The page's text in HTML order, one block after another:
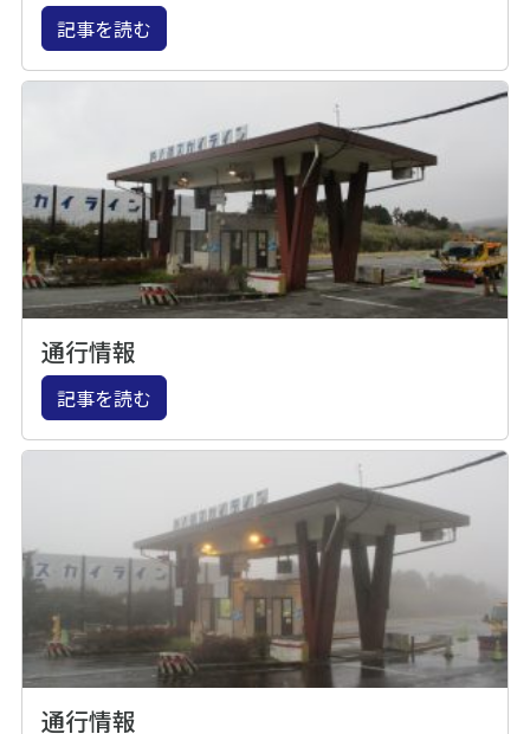
記事を読む
通行情報
記事を読む
通行情報